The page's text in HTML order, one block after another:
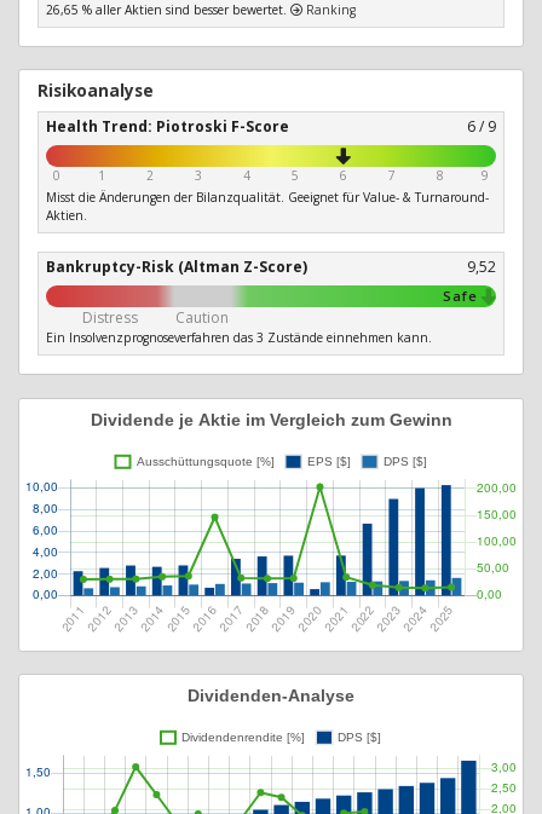
26,65 % aller Aktien sind besser bewertet.
Ranking
Risikoanalyse
Health Trend: Piotroski F-Score 6 / 9
0 1 2 3 4 5 6 7 8
9
Misst die Änderungen der Bilanzqualität. Geeignet für Value- & Turnaround-
Aktien.
Bankruptcy-Risk (Altman Z-Score) 9,52
Safe
Distress Caution
Ein Insolvenzprognoseverfahren das 3 Zustände einnehmen kann.